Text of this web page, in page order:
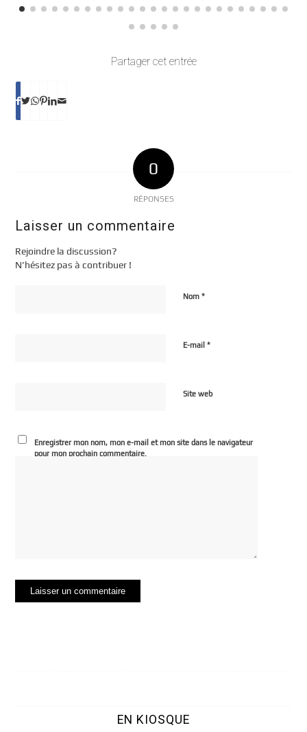
Partager cet entrée
0
RÉPONSES
Laisser un commentaire
Rejoindre la discussion?
N’hésitez pas à contribuer !
Nom*
E-mail*
Site web
Enregistrer mon nom, mon e-mail et mon site dans le navigateur
pour mon prochain commentaire.
EN KIOSQUE